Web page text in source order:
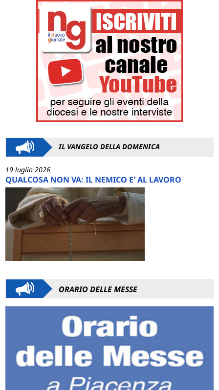
IL VANGELO DELLA DOMENICA
19 luglio 2026
QUALCOSA NON VA: IL NEMICO E' AL LAVORO
ORARIO DELLE MESSE